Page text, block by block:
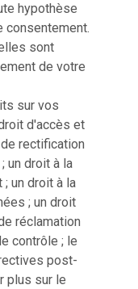
hypothèse
consentement.
sont
de votre
sur vos
d'accès et
rectification
un droit à la
; un droit à la
; un droit
réclamation
contrôle ; le
post-
plus sur le